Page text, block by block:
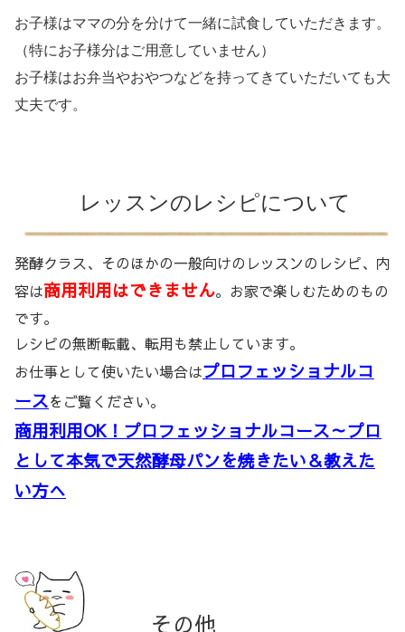
お子様はママの分を分けて一緒に試食していただきます。
（特にお子様分はご用意していません）
お子様はお弁当やおやつなどを持ってきていただいても大
丈夫です。
レッスンのレシピについて
発酵クラス、そのほかの一般向けのレッスンのレシピ、内
容は商用利用はできません。お家で楽しむためのもの
です。
レシピの無断転載、転用も禁止しています。
お仕事として使いたい場合はプロフェッショナルコ
ースをご覧ください。
商用利用OK！プロフェッショナルコース～プロ
として本気で天然酵母パンを焼きたい＆教えた
い方へ
その他